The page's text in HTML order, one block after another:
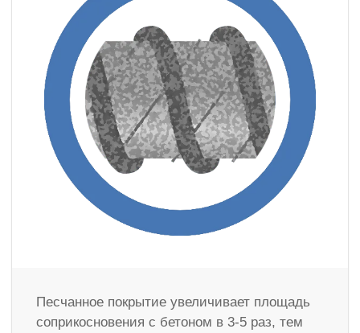
Песчанное покрытие увеличивает площадь
соприкосновения с бетоном в 3-5 раз, тем